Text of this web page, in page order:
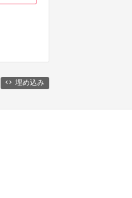
埋め込み